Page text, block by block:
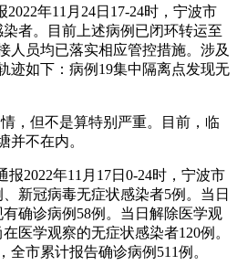
2022年11月24日17-24时，宁波市
者。目前上述病例已闭环转运至
人员均已落实相应管控措施。涉及
迹如下：病例19集中隔离点发现无
，但不是算特别严重。目前，临
并不在内。
报2022年11月17日0-24时，宁波市
新冠病毒无症状感染者5例。当日
确诊病例58例。当日解除医学观
医学观察的无症状感染者120例。
全市累计报告确诊病例511例。